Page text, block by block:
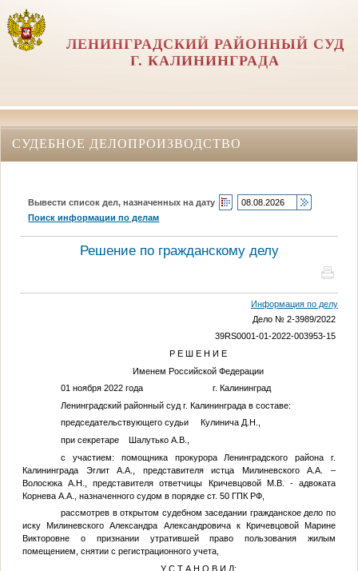
ЛЕНИНГРАДСКИЙ РАЙОННЫЙ СУД
Г. КАЛИНИНГРАДА
СУДЕБНОЕ ДЕЛОПРОИЗВОДСТВО
Вывести список дел, назначенных на дату
Поиск информации по делам
Решение по гражданскому делу
Информация по делу
Дело № 2-3989/2022
39RS0001-01-2022-003953-15
Р Е Ш Е Н И Е
Именем Российской Федерации
01 ноября 2022 года г. Калининград
Ленинградский районный суд г. Калининграда в составе:
председательствующего судьи Кулинича Д.Н.,
при секретаре Шалутько А.В.,
с участием: помощника прокурора Ленинградского района г.
Калининграда Эглит А.А., представителя истца Милиневского А.А. –
Волосюка А.Н., представителя ответчицы Кричевцовой М.В. - адвоката
Корнева А.А., назначенного судом в порядке ст. 50 ГПК РФ,
рассмотрев в открытом судебном заседании гражданское дело по
иску Милиневского Александра Александровича к Кричевцовой Марине
Викторовне о признании утратившей право пользования жилым
помещением, снятии с регистрационного учета,
У С Т А Н О В И Л: